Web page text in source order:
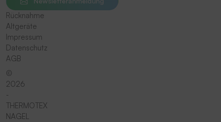
Rücknahme
Altgeräte
Impressum
Datenschutz
AGB
©
2026
-
THERMOTEX
NAGEL